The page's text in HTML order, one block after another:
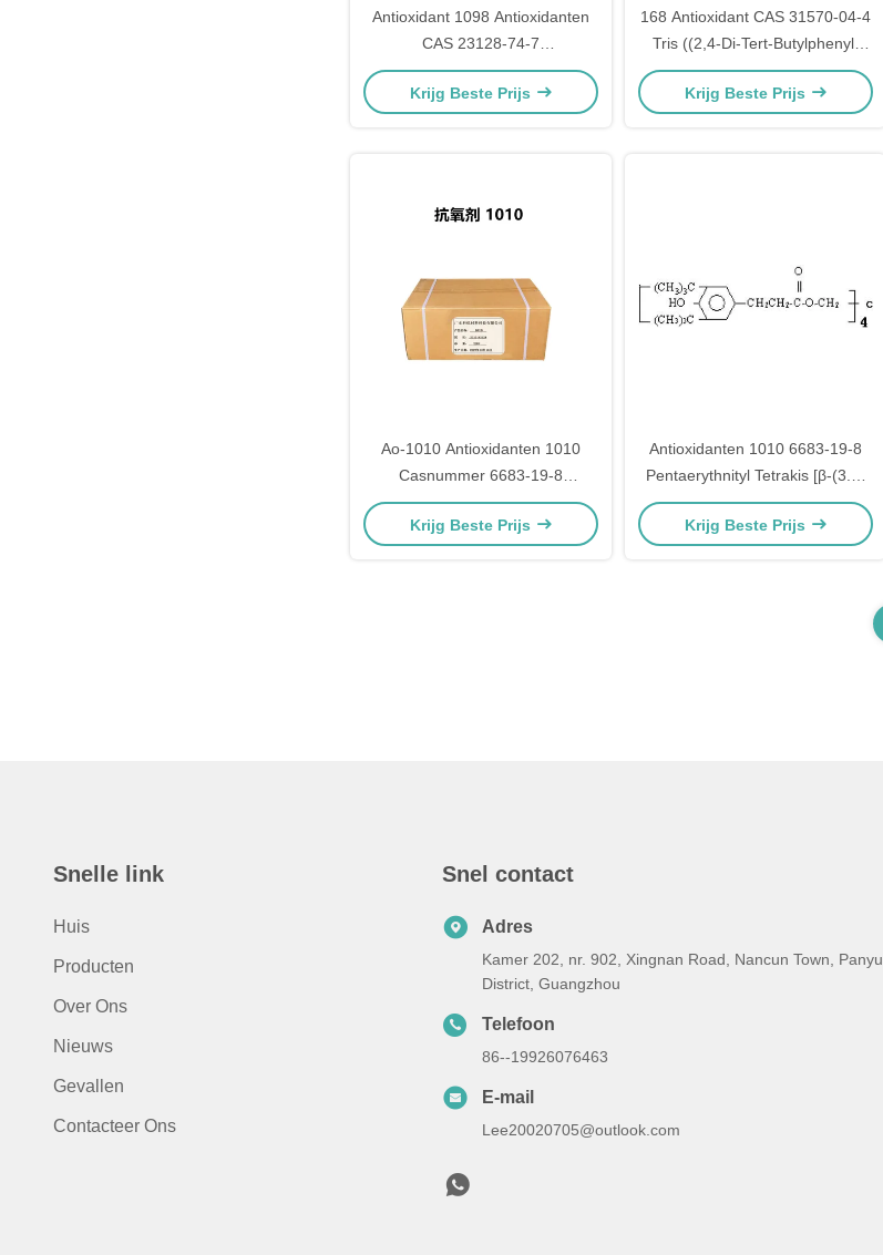
Antioxidant 1098 Antioxidanten
CAS 23128-74-7
Polymeradditieven
Krijg Beste Prijs
168 Antioxidant CAS 31570-04-4
Tris ((2,4-Di-Tert-Butylphenyl)
fosfaat
Krijg Beste Prijs
Ao-1010 Antioxidanten 1010
Casnummer 6683-19-8
Moleculaire formule
C73H1o8O12
Krijg Beste Prijs
Antioxidanten 1010 6683-19-8
Pentaerythnityl Tetrakis [β-(3.5-
Di-Tert-Butyl-4hydroxyphenyl)
Propionaat]
Krijg Beste Prijs
Snelle link
Huis
Producten
Over Ons
Nieuws
Gevallen
Contacteer Ons
Snel contact
Adres
Kamer 202, nr. 902, Xingnan Road, Nancun Town, Panyu
District, Guangzhou
Telefoon
86--19926076463
E-mail
Lee20020705@outlook.com